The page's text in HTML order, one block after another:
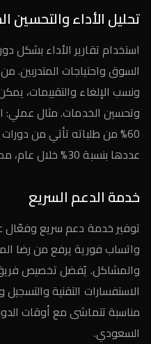
تحليل الأداء والتحسين
استخدام تقارير الأداء
السوق واحتياجات المتدربين. من
ونسب الإلغاء والتقييمات،
وتحسين الخدمات. مثال
60% من طلباته تأتي من
عددها بنسبة 30% خلال عام، مما رفع الإيرادات ورضا العملاء.
خدمة الدعم السريع
توفير خدمة دعم سريع وفعّال
واتساب فورية يرفع من رضا
والمشاكل. يُفضل تخصيص
الاستفسارات التقنية
مناسبة تتماشى مع أوقات
السعودي.